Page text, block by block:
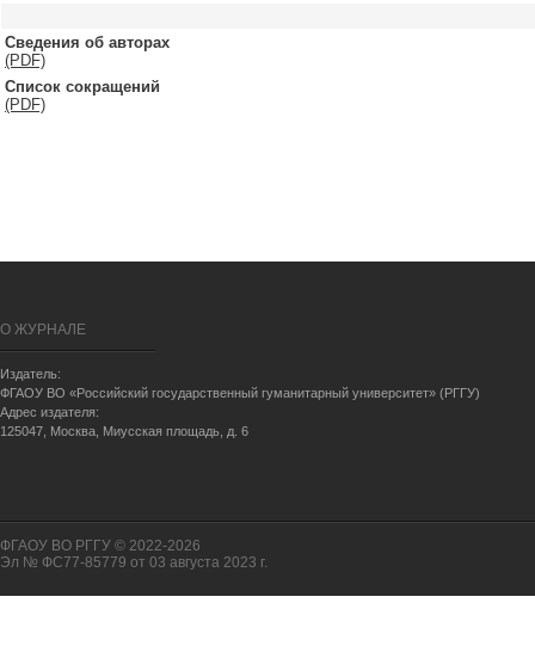
Сведения об авторах
(PDF)
Список сокращений
(PDF)
О ЖУРНАЛЕ
Издатель:
ФГАОУ ВО «Российский государственный гуманитарный университет» (РГГУ)
Адрес издателя:
125047, Москва, Миусская площадь, д. 6
ФГАОУ ВО РГГУ © 2022-2026
Эл № ФС77-85779 от 03 августа 2023 г.